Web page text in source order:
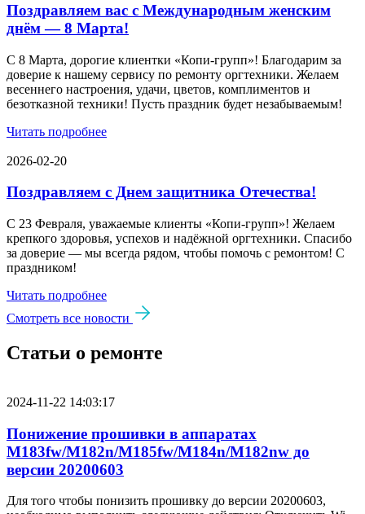
Поздравляем вас с Международным женским
днём — 8 Марта!
С 8 Марта, дорогие клиентки «Копи‑групп»! Благодарим за
доверие к нашему сервису по ремонту оргтехники. Желаем
весеннего настроения, удачи, цветов, комплиментов и
безотказной техники! Пусть праздник будет незабываемым!
Читать подробнее
2026-02-20
Поздравляем с Днем защитника Отечества!
С 23 Февраля, уважаемые клиенты «Копи‑групп»! Желаем
крепкого здоровья, успехов и надёжной оргтехники. Спасибо
за доверие — мы всегда рядом, чтобы помочь с ремонтом! С
праздником!
Читать подробнее
Смотреть все новости
Статьи о ремонте
2024-11-22 14:03:17
Понижение прошивки в аппаратах
M183fw/M182n/M185fw/M184n/M182nw до
версии 20200603
Для того чтобы понизить прошивку до версии 20200603,